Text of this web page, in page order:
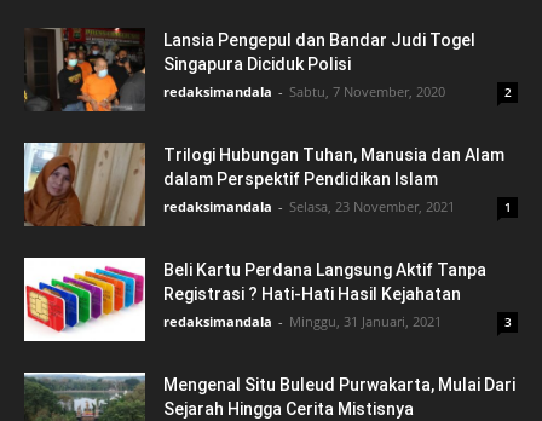
Lansia Pengepul dan Bandar Judi Togel
Singapura Diciduk Polisi
redaksimandala - Sabtu, 7 November, 2020 2
Trilogi Hubungan Tuhan, Manusia dan Alam
dalam Perspektif Pendidikan Islam
redaksimandala - Selasa, 23 November, 2021 1
Beli Kartu Perdana Langsung Aktif Tanpa
Registrasi ? Hati-Hati Hasil Kejahatan
redaksimandala - Minggu, 31 Januari, 2021 3
Mengenal Situ Buleud Purwakarta, Mulai Dari
Sejarah Hingga Cerita Mistisnya